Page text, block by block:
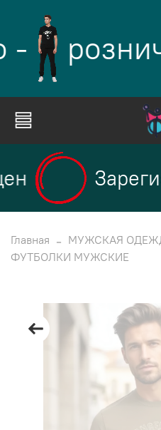
-
Главная МУЖСКАЯ
ФУТБОЛКИ МУЖСКИЕ